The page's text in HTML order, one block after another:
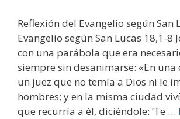
Reflexión del Evangelio según San
Evangelio según San Lucas 18,1-8
con una parábola que era
siempre sin desanimarse: «En
un juez que no temía a Dios ni le
hombres; y en la misma ciudad
que recurría a él, diciéndole: ‘Te …